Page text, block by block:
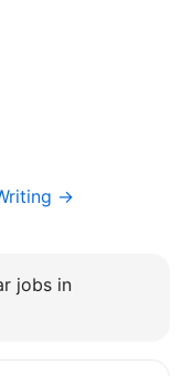
→
jobs in